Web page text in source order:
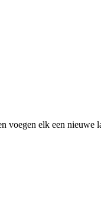
voegen elk een nieuwe